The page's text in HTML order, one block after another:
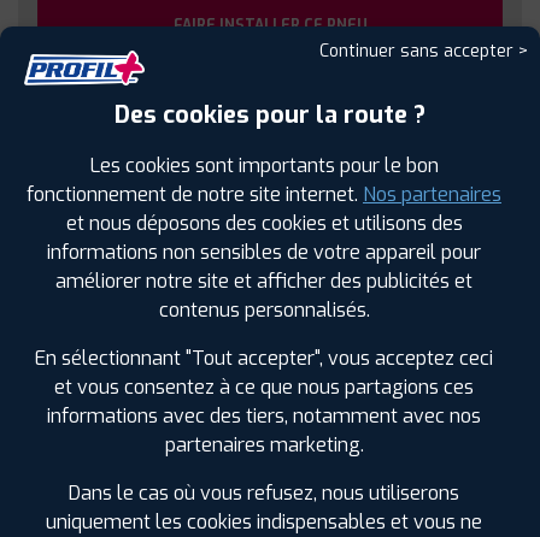
FAIRE INSTALLER CE PNEU
Sous réserve de disponibilité en agence
SPÉCIFICATIONS AVIS CLIENTS ÉTIQUETAGE
Étiquetage
Continuer sans accepter >
Des cookies pour la route ?
Les cookies sont importants pour le bon
fonctionnement de notre site internet. Nos partenaires
et nous déposons des cookies et utilisons des
informations non sensibles de votre appareil pour
améliorer notre site et afficher des publicités et
contenus personnalisés.
En sélectionnant "Tout accepter", vous acceptez ceci
et vous consentez à ce que nous partagions ces
informations avec des tiers, notamment avec nos
partenaires marketing.
Dans le cas où vous refusez, nous utiliserons
uniquement les cookies indispensables et vous ne